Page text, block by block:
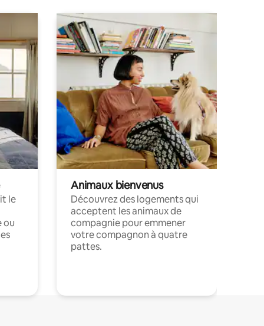
le
ou
Animaux bienvenus
Découvrez des logements qui
acceptent les animaux de
compagnie pour emmener
votre compagnon à quatre
pattes.